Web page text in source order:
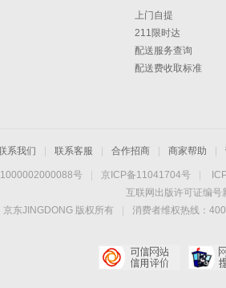
上门自提
211限时达
配送服务查询
配送费收取标准
系我们 联系客服 合作招商 商家帮助
号 京ICP备11041704号
互联网出版许可证编
京东JINGDONG 版权所有 消费者维权热线：